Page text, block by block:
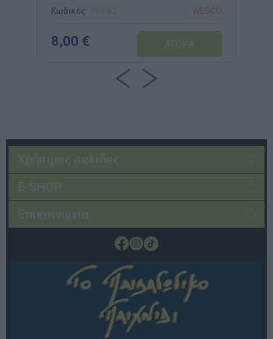
Κωδικός: 35682 WESCO
8,00 €
Χρήσιμες σελίδες
E-SHOP
Επικοινωνία